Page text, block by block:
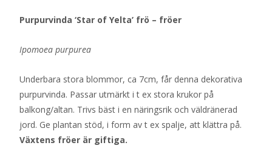
Purpurvinda ‘Star of Yelta’ frö – fröer
Ipomoea purpurea
Underbara stora blommor, ca 7cm, får denna dekorativa
purpurvinda. Passar utmärkt i t ex stora krukor på
balkong/altan. Trivs bäst i en näringsrik och väldränerad
jord. Ge plantan stöd, i form av t ex spalje, att klättra på.
Växtens fröer är giftiga.